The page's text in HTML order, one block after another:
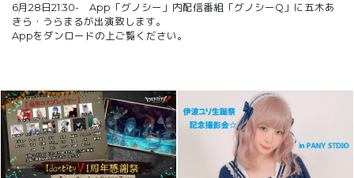
6月28日21:30- App「グノシー」内配信番組「グノシーQ」に五木あ
きら・うらまるが出演致します。
Appをダンロードの上ご覧ください。